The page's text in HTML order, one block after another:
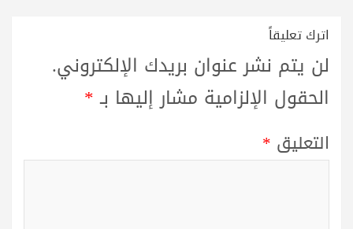
اترك تعليقاً
لن يتم نشر عنوان بريدك الإلكتروني.
الحقول الإلزامية مشار إليها بـ*
التعليق *